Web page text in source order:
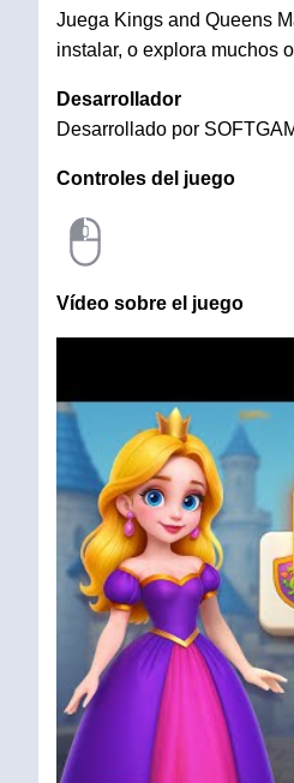
Juega Kings and Queens
instalar, o explora muchos
Desarrollador
Desarrollado por
Controles del juego
Vídeo sobre el juego